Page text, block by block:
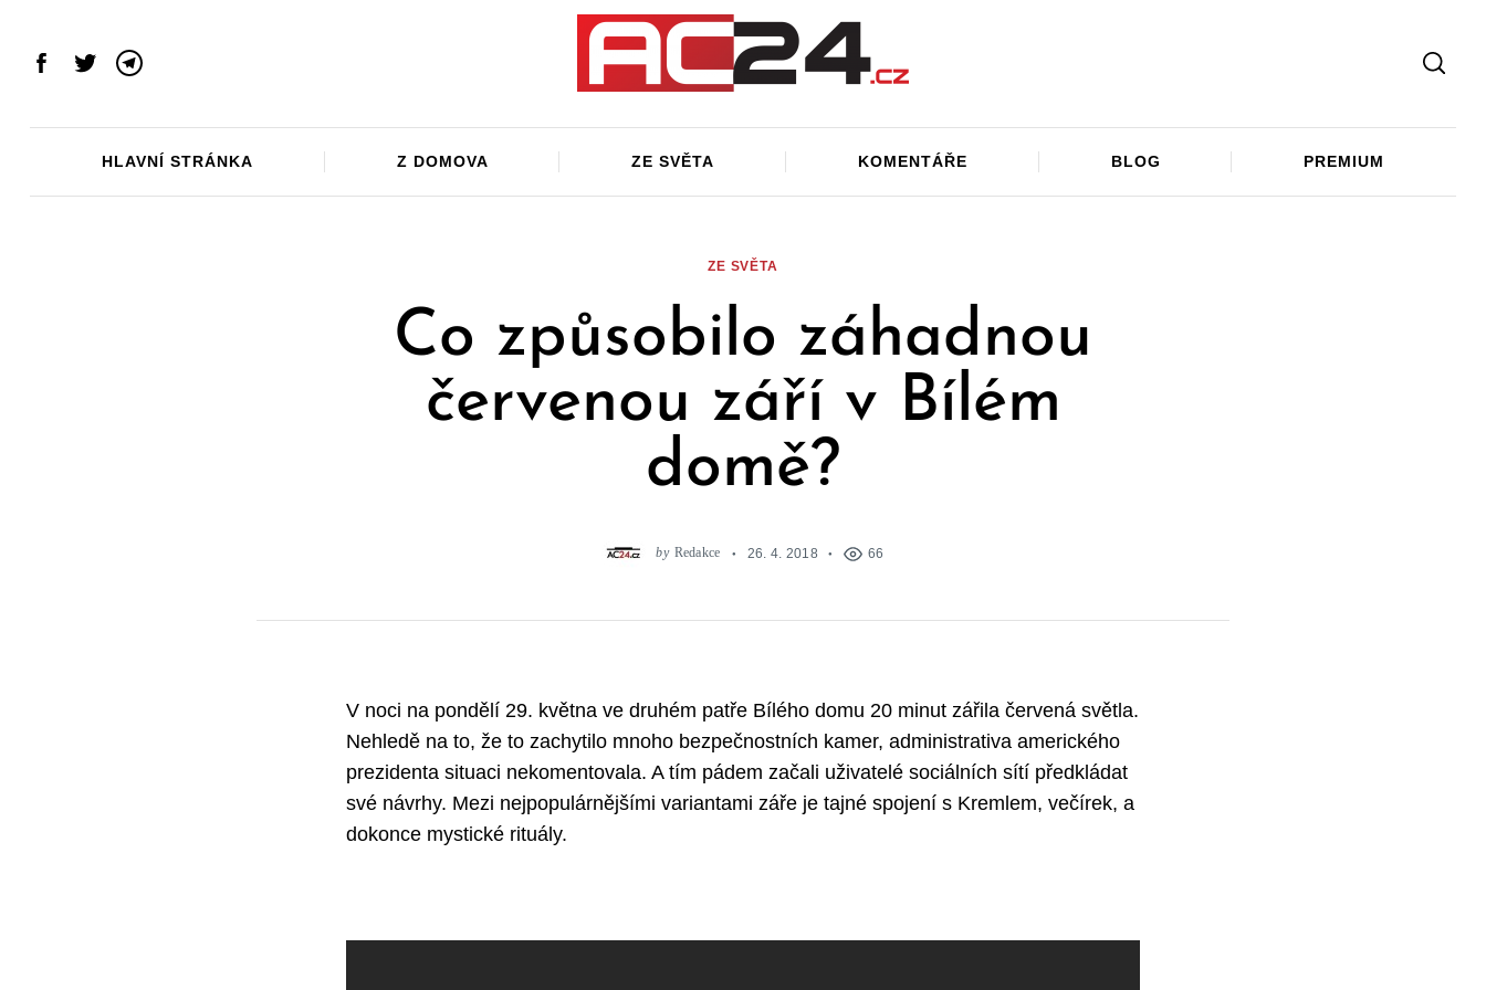
contentFacebook
TwitterTelegram
HLAVNÍ STRÁNKA Z DOMOVA ZE SVĚTA KOMENTÁŘE BLOG PREMIUM
ZE SVĚTA
Co způsobilo záhadnou
červenou září v Bílém
domě?
by Redakce 26. 4. 2018 66
V noci na pondělí 29. května ve druhém patře Bílého domu 20 minut zářila červená světla.
Nehledě na to, že to zachytilo mnoho bezpečnostních kamer, administrativa amerického
prezidenta situaci nekomentovala. A tím pádem začali uživatelé sociálních sítí předkládat
své návrhy. Mezi nejpopulárnějšími variantami záře je tajné spojení s Kremlem, večírek, a
dokonce mystické rituály.